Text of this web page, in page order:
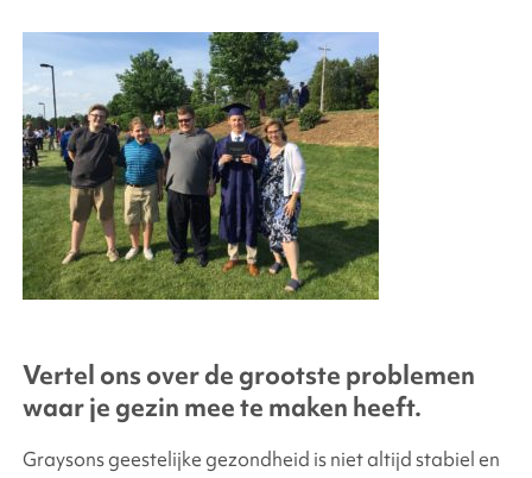
Vertel ons over de grootste problemen
waar je gezin mee te maken heeft.
Graysons geestelijke gezondheid is niet altijd stabiel en